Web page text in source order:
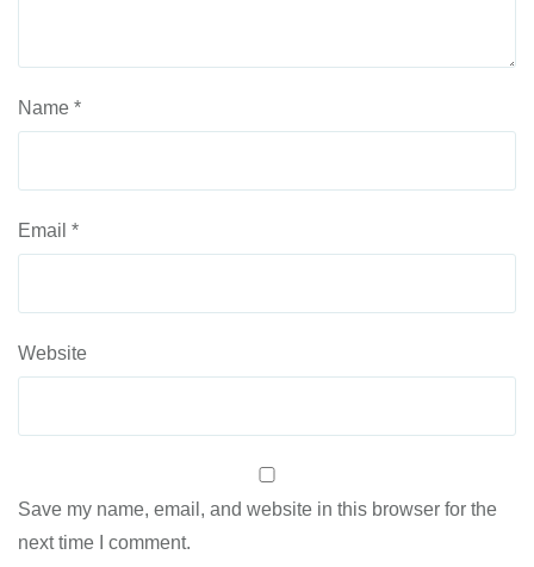
Name *
Email *
Website
Save my name, email, and website in this browser for the
next time I comment.